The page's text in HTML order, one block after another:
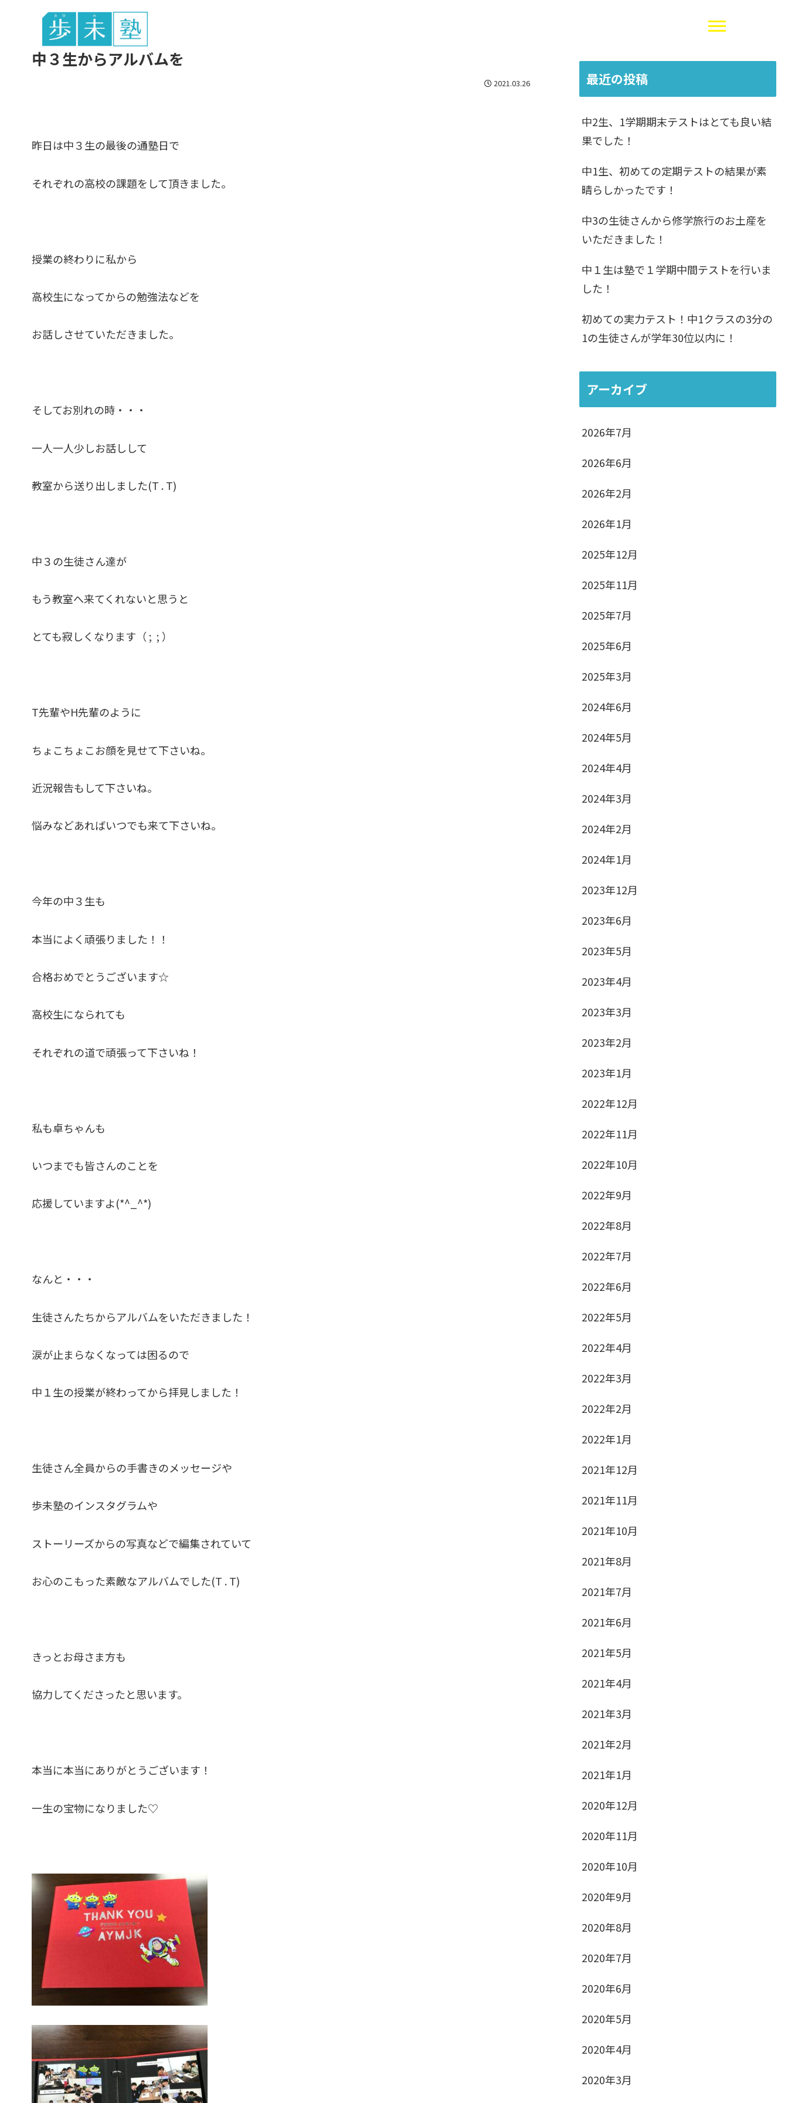
東谷中生の
中３生からアルバムを
2021.03.26
昨日は中３生の最後の通塾日で
それぞれの高校の課題をして頂きました。
授業の終わりに私から
高校生になってからの勉強法などを
お話しさせていただきました。
そしてお別れの時・・・
一人一人少しお話しして
教室から送り出しました(T . T)
中３の生徒さん達が
もう教室へ来てくれないと思うと
とても寂しくなります（ ; ; ）
T先輩やH先輩のように
ちょこちょこお顔を見せて下さいね。
近況報告もして下さいね。
悩みなどあればいつでも来て下さいね。
今年の中３生も
本当によく頑張りました！！
合格おめでとうございます☆
高校生になられても
それぞれの道で頑張って下さいね！
私も卓ちゃんも
いつまでも皆さんのことを
応援していますよ(*^_^*)
なんと・・・
生徒さんたちからアルバムをいただきました！
涙が止まらなくなっては困るので
中１生の授業が終わってから拝見しました！
生徒さん全員からの手書きのメッセージや
歩未塾のインスタグラムや
ストーリーズからの写真などで編集されていて
お心のこもった素敵なアルバムでした(T . T)
きっとお母さま方も
協力してくださったと思います。
本当に本当にありがとうございます！
一生の宝物になりました♡
最近の投稿
中2生、1学期期末テストはとても良い結
果でした！
中1生、初めての定期テストの結果が素
晴らしかったです！
中3の生徒さんから修学旅行のお土産を
いただきました！
中１生は塾で１学期中間テストを行いま
した！
初めての実力テスト！中1クラスの3分の
1の生徒さんが学年30位以内に！
アーカイブ
2026年7月
2026年6月
2026年2月
2026年1月
2025年12月
2025年11月
2025年7月
2025年6月
2025年3月
2024年6月
2024年5月
2024年4月
2024年3月
2024年2月
2024年1月
2023年12月
2023年6月
2023年5月
2023年4月
2023年3月
2023年2月
2023年1月
2022年12月
2022年11月
2022年10月
2022年9月
2022年8月
2022年7月
2022年6月
2022年5月
2022年4月
2022年3月
2022年2月
2022年1月
2021年12月
2021年11月
2021年10月
2021年8月
2021年7月
2021年6月
2021年5月
2021年4月
2021年3月
2021年2月
2021年1月
2020年12月
2020年11月
2020年10月
2020年9月
2020年8月
2020年7月
2020年6月
2020年5月
2020年4月
2020年3月